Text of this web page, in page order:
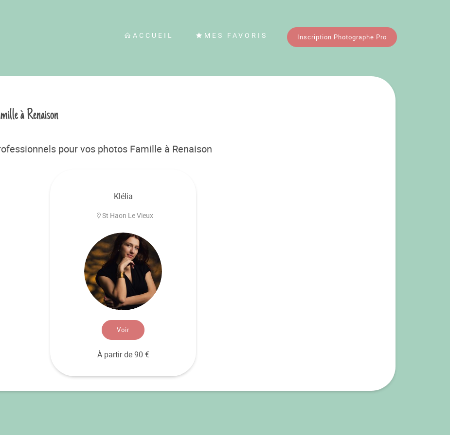
ACCUEIL MES FAVORIS Inscription Photographe Pro
à Renaison
pour vos photos Famille à Renaison
Klélia
St Haon Le Vieux
Voir
À partir de 90 €